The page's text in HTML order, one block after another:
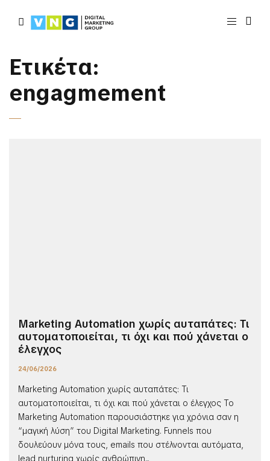
Ετικέτα:
engagmement
Marketing Automation χωρίς αυταπάτες: Τι
αυτοματοποιείται, τι όχι και πού χάνεται ο
έλεγχος
24/06/2026
Marketing Automation χωρίς αυταπάτες: Τι
αυτοματοποιείται, τι όχι και πού χάνεται ο έλεγχος Το
Marketing Automation παρουσιάστηκε για χρόνια σαν η
“μαγική λύση” του Digital Marketing. Funnels που
δουλεύουν μόνα τους, emails που στέλνονται αυτόματα,
lead nurturing χωρίς ανθρώπινη...